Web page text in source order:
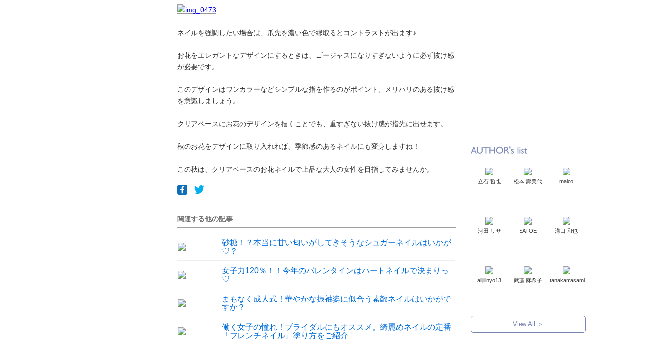
ネイルを強調したい場合は、爪先を濃い色で縁取るとコントラストが出ます♪
お花をエレガントなデザインにするときは、ゴージャスになりすぎないように必ず抜け感
が必要です。
このデザインはワンカラーなどシンプルな指を作るのがポイント。メリハリのある抜け感
を意識しましょう。
クリアベースにお花のデザインを描くことでも、重すぎない抜け感が指先に出せます。
秋のお花をデザインに取り入れれば、季節感のあるネイルにも変身しますね！
この秋は、クリアベースのお花ネイルで上品な大人の女性を目指してみませんか。
関連する他の記事
砂糖！？本当に甘い匂いがしてきそうなシュガーネイルはいかが
♡？
女子力120％！！今年のバレンタインはハートネイルで決まりっ
♡
まもなく成人式！華やかな振袖姿に似合う素敵ネイルはいかがで
すか？
働く女子の憧れ！ブライダルにもオススメ。綺麗めネイルの定番
「フレンチネイル」塗り方をご紹介
立石 哲也 松本 壽美代 maico
河田 リサ SATOE 溝口 和也
alijiiinyo13 武藤 麻希子 tanakamasami
View All ＞